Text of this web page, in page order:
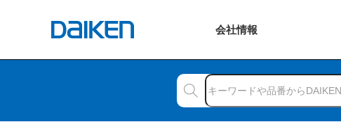
会社情報